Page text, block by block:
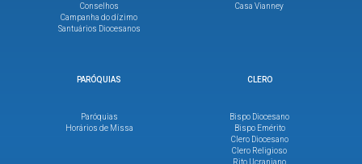
Conselhos
Campanha do dízimo
Santuários Diocesanos
Casa Vianney
PARÓQUIAS
Paróquias
Horários de Missa
CLERO
Bispo Diocesano
Bispo Emérito
Clero Diocesano
Clero Religioso
Rito Ucraniano